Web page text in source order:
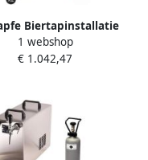
Biertapinstallatie
50 Complete Set 2-
Doorstroomkoeler
1 webshop
€ 1.042,47